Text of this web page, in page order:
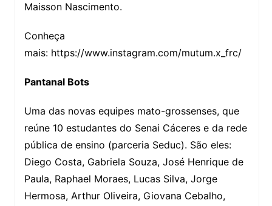
Maisson Nascimento.
Conheça
mais: https://www.instagram.com/mutum.x_frc/
Pantanal Bots
Uma das novas equipes mato-grossenses, que
reúne 10 estudantes do Senai Cáceres e da rede
pública de ensino (parceria Seduc). São eles:
Diego Costa, Gabriela Souza, José Henrique de
Paula, Raphael Moraes, Lucas Silva, Jorge
Hermosa, Arthur Oliveira, Giovana Cebalho,